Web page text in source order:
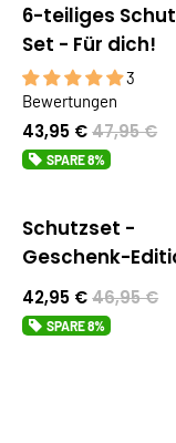
Sale
6-teiliges
Set - Für dich!
3
Bewertungen
47,95 €
43,95 €
SPARE8%
Sale
Schutzset -
Geschenk-
46,95 €
42,95 €
SPARE8%